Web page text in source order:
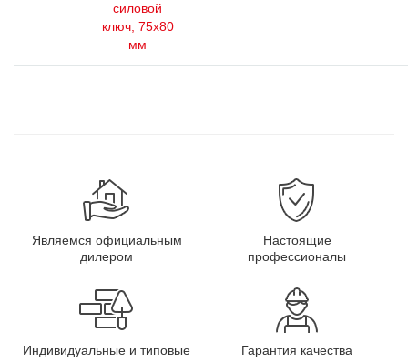
силовой
ключ, 75x80
мм
Являемся официальным
дилером
Настоящие
профессионалы
Индивидуальные и типовые
Гарантия качества